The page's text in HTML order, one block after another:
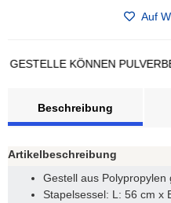
Auf
KÖNNEN
Beschreibung
Artikelbeschreibung
Gestell aus
Stapelsessel: L: 56 cm x